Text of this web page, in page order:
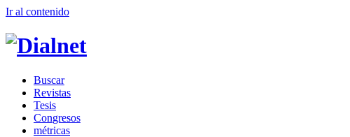
Ir al contenido
Buscar
Revistas
Tesis
Congresos
métricas